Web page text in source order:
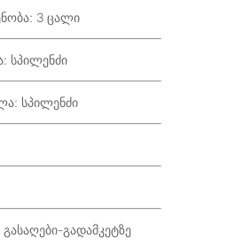
3 ცალი
სპილენძი
სპილენძი
გადამკეტზე